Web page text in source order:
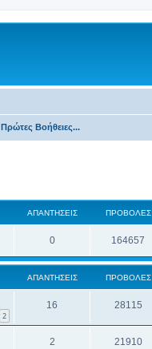
Πρώτες Βοήθειες...
ΑΠΑΝΤΉΣΕΙΣ ΠΡΟΒΟΛΈΣ
0 164657
ΑΠΑΝΤΉΣΕΙΣ ΠΡΟΒΟΛΈΣ
2
16 28115
2 21910